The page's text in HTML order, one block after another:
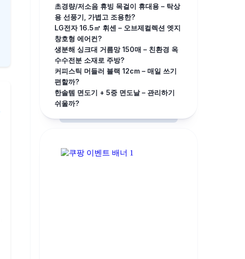
초경량/저소음 휴빙 목걸이 휴대용 – 탁상
용 선풍기, 가볍고 조용한?
LG전자 16.5㎡ 휘센 – 오브제컬렉션 엣지
창호형 에어컨?
생분해 싱크대 거름망 150매 – 친환경 옥
수수전분 소재로 주방?
커피스틱 머들러 블랙 12cm – 매일 쓰기
편할까?
한솔템 면도기 + 5중 면도날 – 관리하기
쉬울까?